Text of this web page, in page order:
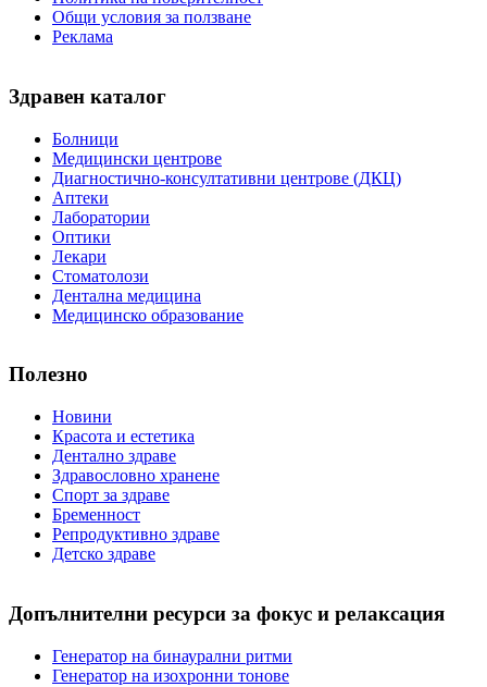
Общи условия за ползване
Реклама
Здравен каталог
Болници
Медицински центрове
Диагностично-консултативни центрове (ДКЦ)
Аптеки
Лаборатории
Оптики
Лекари
Стоматолози
Дентална медицина
Медицинско образование
Полезно
Новини
Красота и естетика
Дентално здраве
Здравословно хранене
Спорт за здраве
Бременност
Репродуктивно здраве
Детско здраве
Допълнителни ресурси за фокус и релаксация
Генератор на бинаурални ритми
Генератор на изохронни тонове